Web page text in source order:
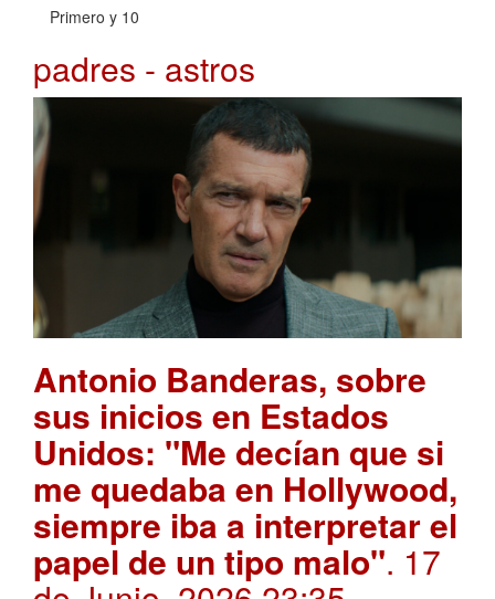
Primero y 10
padres - astros
Antonio Banderas, sobre
sus inicios en Estados
Unidos: "Me decían que si
me quedaba en Hollywood,
siempre iba a interpretar el
papel de un tipo malo". 17